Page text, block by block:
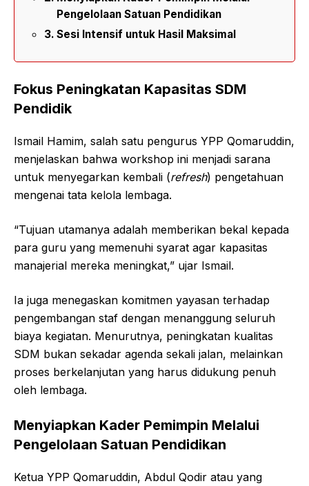
Pengelolaan Satuan Pendidikan
Sesi Intensif untuk Hasil Maksimal
Fokus Peningkatan Kapasitas SDM
Pendidik
Ismail Hamim, salah satu pengurus YPP Qomaruddin,
menjelaskan bahwa workshop ini menjadi sarana
untuk menyegarkan kembali (refresh) pengetahuan
mengenai tata kelola lembaga.
“Tujuan utamanya adalah memberikan bekal kepada
para guru yang memenuhi syarat agar kapasitas
manajerial mereka meningkat,” ujar Ismail.
Ia juga menegaskan komitmen yayasan terhadap
pengembangan staf dengan menanggung seluruh
biaya kegiatan. Menurutnya, peningkatan kualitas
SDM bukan sekadar agenda sekali jalan, melainkan
proses berkelanjutan yang harus didukung penuh
oleh lembaga.
Menyiapkan Kader Pemimpin Melalui
Pengelolaan Satuan Pendidikan
Ketua YPP Qomaruddin, Abdul Qodir atau yang